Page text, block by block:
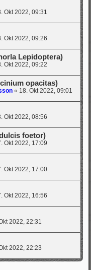
Okt 2022, 09:31
Okt 2022, 09:26
Lepidoptera)
Okt 2022, 09:22
opacitas)
« 18. Okt 2022, 09:01
Okt 2022, 08:56
foetor)
Okt 2022, 17:09
Okt 2022, 17:00
Okt 2022, 16:56
2022, 22:31
2022, 22:23